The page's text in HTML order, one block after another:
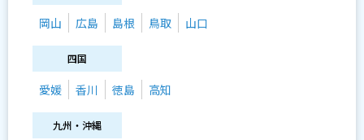
岡山 広島 島根 鳥取 山口
四国
愛媛 香川 徳島 高知
九州・沖縄